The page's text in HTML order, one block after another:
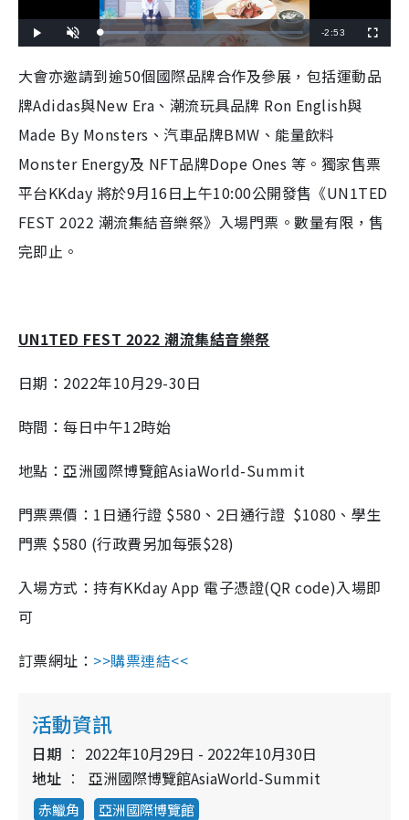
l
n
t
e
L
e
d
8
3
R
m
a
i
n
i
n
-2:53
u
s
c
e
e
大會亦邀請到逾50個國際品牌合作及參展，包括運動品
牌Adidas與New Era 、潮流玩具品牌 Ron English與
Made By Monsters 、汽車品牌BMW 、能量飲料
Monster Energy及 NFT品牌Dope Ones 等。獨家售票
平台KKday 將於9月16日上午10:00公開發售《UN1TED
FEST 2022 潮流集結音樂祭》入場門票。數量有限，售
完即止。
UN1TED FEST 2022潮流集結音樂祭
日期： 2022年10月29-30日
時間：每日中午12時始
地點：亞洲國際博覽館AsiaWorld-Summit
門票票價： 1 日通行證 $580 、 2日通行證 $1080 、學生
門票 $580 (行政費另加每張$28)
入場方式：持有KKday App 電子憑證(QR code)入場即
可
訂票網址： >>購票連結<<
活動資訊
日期
2022年10月29日 - 2022年10月30日
地址
亞洲國際博覽館AsiaWorld-Summit
赤鱲角 亞洲國際博覽館